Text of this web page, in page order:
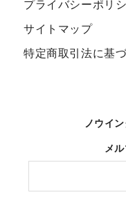
プライバシーポリ
サイトマップ
特定商取引法に基
ノウイ
メ